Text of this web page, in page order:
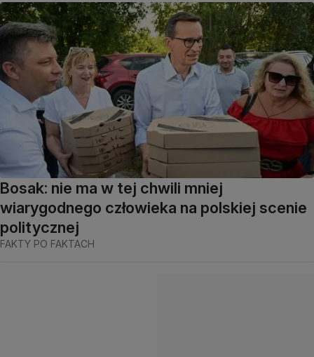
Bosak: nie ma w tej chwili mniej
wiarygodnego człowieka na polskiej scenie
politycznej
FAKTY PO FAKTACH